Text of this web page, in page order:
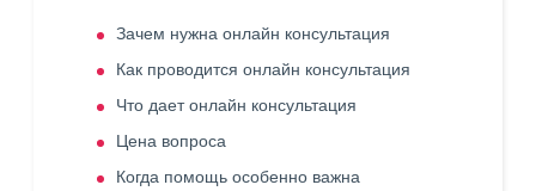
Зачем нужна онлайн консультация
Как проводится онлайн консультация
Что дает онлайн консультация
Цена вопроса
Когда помощь особенно важна